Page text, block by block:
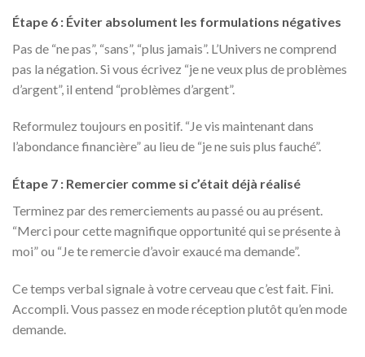
Étape 6 : Éviter absolument les formulations négatives
Pas de “ne pas”, “sans”, “plus jamais”. L’Univers ne comprend
pas la négation. Si vous écrivez “je ne veux plus de problèmes
d’argent”, il entend “problèmes d’argent”.
Reformulez toujours en positif. “Je vis maintenant dans
l’abondance financière” au lieu de “je ne suis plus fauché”.
Étape 7 : Remercier comme si c’était déjà réalisé
Terminez par des remerciements au passé ou au présent.
“Merci pour cette magnifique opportunité qui se présente à
moi” ou “Je te remercie d’avoir exaucé ma demande”.
Ce temps verbal signale à votre cerveau que c’est fait. Fini.
Accompli. Vous passez en mode réception plutôt qu’en mode
demande.